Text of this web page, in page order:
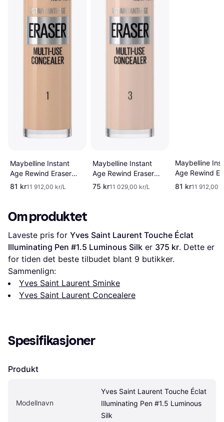
Maybelline Instant
Age Rewind Eraser
Multi-Use Concealer
81 kr11 912,00 kr/L
Maybelline Instant
Age Rewind Eraser
Multi-Use Concealer
75 kr11 029,00 kr/L
Maybelline
Age Rewind
Multi-Use
81 kr11 912,00
Om produktet
Laveste pris for Yves Saint Laurent Touche Éclat
Illuminating Pen #1.5 Luminous Silk er 375 kr. Dette er
for tiden det beste tilbudet blant 9 butikker.
Sammenlign:
Yves Saint Laurent Sminke
Yves Saint Laurent Concealere
Spesifikasjoner
Produkt
Modellnavn
Yves Saint Laurent Touche Éclat
Illuminating Pen #1.5 Luminous
Silk